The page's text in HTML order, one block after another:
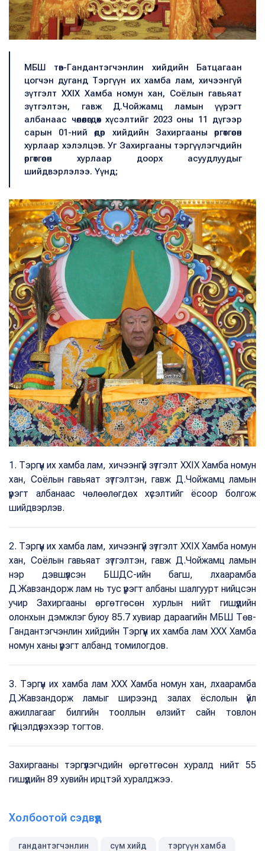
МБШ төв-Гандантэгчэнлин хийдийн Батцагаан
цогчэн дуганд Тэргүүн их хамба лам, хичээнгүй
зүтгэлт XXIX Хамба номун хан, Соёлын гавьяат
зүтгэлтэн, гавж Д.Чойжамц ламын үүрэгт
албанаас чөлөөлөгдөх хүсэлтийг 2023 оны 11 дүгээр
сарын 01-ний өдөр хийдийн Захиргааны өргөтгөсөн
хурлаар хэлэлцэв. Уг Захиргааны тэргүүлэгчдийн
өргөтгөсөн хурлаар доорх асуудлуудыг
шийдвэрлэлээ. Үүнд;
1. Тэргүүн их хамба лам, хичээнгүй зүтгэлт XXIX Хамба номун
хан, Соёлын гавьяат зүтгэлтэн, гавж Д.Чойжамц ламын
үүрэгт албанаас чөлөөлөгдөх хүсэлтийг ёсоор болгож
шийдвэрлэв.
2. Тэргүүн их хамба лам, хичээнгүй зүтгэлт XXIX Хамба номун
хан, Соёлын гавьяат зүтгэлтэн, гавж Д.Чойжамц ламын
нэр дэвшүүлсэн БШДС-ийн багш, лхаарамба
Д.Жавзандорж лам нь тус үүрэгт албаны шалгуурт нийцсэн
учир Захиргааны өргөтгөсөн хурлын нийт гишүүдийн
олонхын дэмжлэг буюу 85.7 хувиар дараагийн МБШ Төв-
Гандантэгчэнлин хийдийн Тэргүүн их хамба лам XXX Хамба
номун ханы үүрэгт албанд томилогдов.
3. Тэргүүн их хамба лам XXX Хамба номун хан, лхаарамба
Д.Жавзандорж ламыг ширээнд залах ёслолын үйл
ажиллагааг билгийн тооллын өлзийт сайн товлон
гүйцэлдүүлэхээр тогтов.
Захиргааны тэргүүлэгчдийн өргөтгөсөн хуралд нийт 55
гишүүдийн 89 хувийн ирцтэй хуралджээ.
Холбоотой сэдвүүд
гандантэгчэнлин сүм хийд тэргүүн хамба